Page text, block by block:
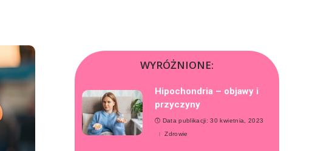
WYRÓŻNIONE:
Hipochondria – objawy i
przyczyny
Data publikacji: 30 kwietnia, 2023
Zdrowie